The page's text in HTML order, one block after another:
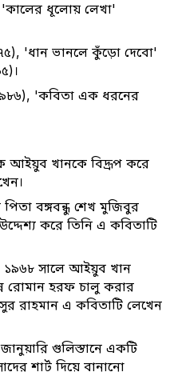
ধূলোয় লেখা'
'ধান ভানলে কুঁড়ো দেবো'
'কবিতা এক ধরনের
আইয়ুব খানকে বিদ্রূপ করে
বঙ্গবন্ধু শেখ মুজিবুর
করে তিনি এ কবিতাটি
১৯৬৮ সালে আইয়ুব খান
রোমান হরফ চালু করার
রাহমান এ কবিতাটি লেখেন
গুলিস্তানে একটি
শার্ট দিয়ে বানানো